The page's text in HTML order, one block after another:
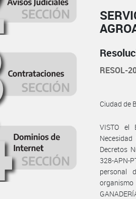
RESOL-
Ciudad de
VISTO el
Decretos
328-APN-
personal